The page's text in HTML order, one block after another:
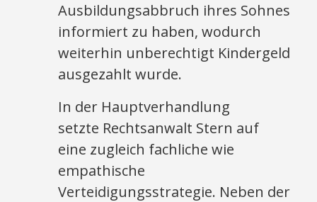
Ausbildungsabbruch ihres Sohnes
informiert zu haben, wodurch
weiterhin unberechtigt Kindergeld
ausgezahlt wurde.
In der Hauptverhandlung
setzte Rechtsanwalt Stern auf
eine zugleich fachliche wie
empathische
Verteidigungsstrategie. Neben der